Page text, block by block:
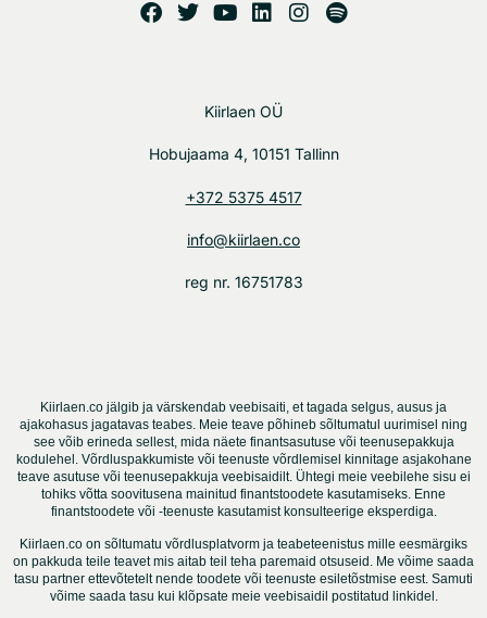
Kiirlaen OÜ
Hobujaama 4, 10151 Tallinn
+372 5375 4517
info@kiirlaen.co
reg nr. 16751783
Kiirlaen.co jälgib ja värskendab veebisaiti, et tagada selgus, ausus ja
ajakohasus jagatavas teabes. Meie teave põhineb sõltumatul uurimisel ning
see võib erineda sellest, mida näete finantsasutuse või teenusepakkuja
kodulehel. Võrdluspakkumiste või teenuste võrdlemisel kinnitage asjakohane
teave asutuse või teenusepakkuja veebisaidilt. Ühtegi meie veebilehe sisu ei
tohiks võtta soovitusena mainitud finantstoodete kasutamiseks. Enne
finantstoodete või -teenuste kasutamist konsulteerige eksperdiga.
Kiirlaen.co on sõltumatu võrdlusplatvorm ja teabeteenistus mille eesmärgiks
on pakkuda teile teavet mis aitab teil teha paremaid otsuseid. Me võime saada
tasu partner ettevõtetelt nende toodete või teenuste esiletõstmise eest. Samuti
võime saada tasu kui klõpsate meie veebisaidil postitatud linkidel.